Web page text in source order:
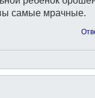
самые мрачные.